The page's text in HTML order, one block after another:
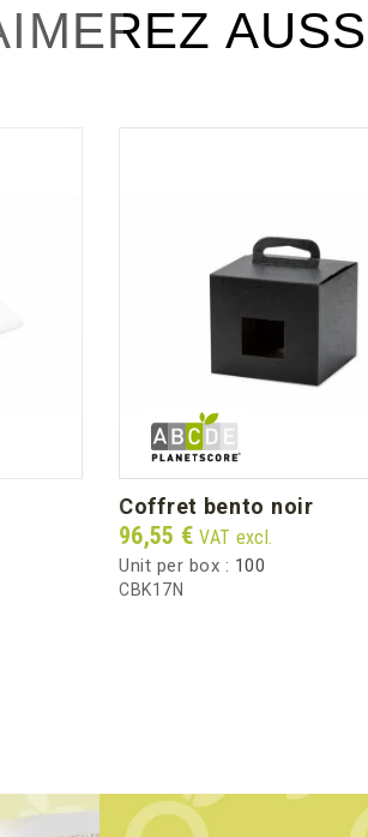
coffret bento noir
Price
96,55 €VAT excl.
Unit per box : 100
CBK17N